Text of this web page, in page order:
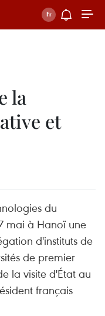
la
et
du
mai à Hanoï une
d'instituts de
de premier
la visite d'État au
français